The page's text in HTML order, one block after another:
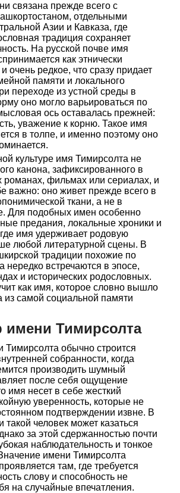
связана прежде всего с
отдельными
Азии и Кавказа, где
традиция сохраняет
На русской почве имя
как этнически
очень редкое, что сразу придает
памяти и локального
переходе из устной среды в
оно могло варьироваться по
ось оставалась прежней:
уважение к корню. Такое имя
в толпе, и именно поэтому оно
культуре имя Тимирсолта не
канона, зафиксированного в
романах, фильмах или сериалах, и
важно: оно живет прежде всего в
ткани, а не в
Для подобных имен особенно
предания, локальные хроники и
имя удерживает родовую
любой литературной сцены. В
традиции похожие по
нередко встречаются в эпосе,
и исторических родословных.
как имя, которое словно вышло
из самой социальной памяти
имени Тимирсолта
Тимирсолта обычно строится
собранности, когда
производить шумный
после себя ощущение
имя несет в себе жесткий
уверенность, которые не
подтверждении извне. В
такой человек может казаться
за этой сдержанностью почти
наблюдательность и тонкое
имени Тимирсолта
там, где требуется
слову и способность не
на случайные впечатления.